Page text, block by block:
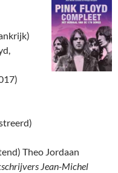
Theo Jordaan
Jean-Michel